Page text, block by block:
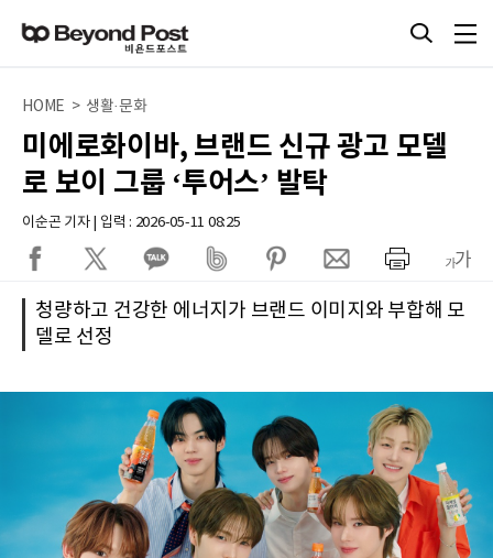
HOME > 생활·문화
미에로화이바, 브랜드 신규 광고 모델
로 보이 그룹 ‘투어스’ 발탁
이순곤 기자 | 입력 : 2026-05-11 08:25
청량하고 건강한 에너지가 브랜드 이미지와 부합해 모
델로 선정